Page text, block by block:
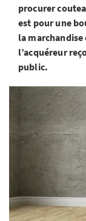
procurer
est pour une
la marchandise
l’acquéreur
public.